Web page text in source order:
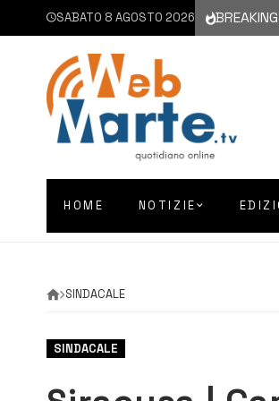
SABATO 8 AGOSTO 20268 AGOSTO 2026
HOME NOTIZIE
SINDACALE
SINDACALE